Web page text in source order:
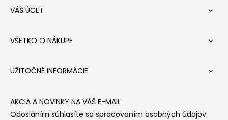
VÁŠ ÚČET 
VŠETKO O NÁKUPE 
UŽITOČNÉ INFORMÁCIE 
AKCIA A NOVINKY NA VÁŠ E-MAIL
Odoslaním súhlasíte so spracovaním osobných údajov.